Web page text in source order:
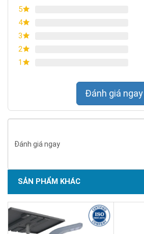
5
4
3
2
1
Đánh giá ngay
Đánh giá ngay
SẢN PHẨM KHÁC